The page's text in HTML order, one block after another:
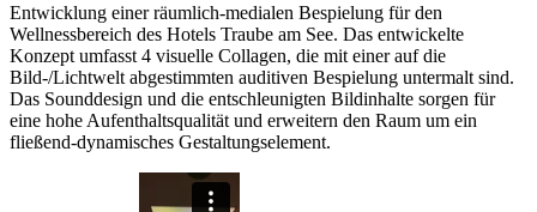
Entwicklung einer räumlich-medialen Bespielung für den
Wellnessbereich des Hotels Traube am See. Das entwickelte
Konzept umfasst 4 visuelle Collagen, die mit einer auf die
Bild-/Lichtwelt abgestimmten auditiven Bespielung untermalt sind.
Das Sounddesign und die entschleunigten Bildinhalte sorgen für
eine hohe Aufenthaltsqualität und erweitern den Raum um ein
fließend-dynamisches Gestaltungselement.